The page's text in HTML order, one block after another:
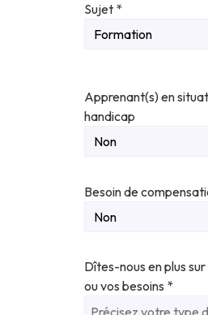
Sujet *
Apprenant(s) en
handicap
Besoin de
Dîtes-nous en plus
ou vos besoins *